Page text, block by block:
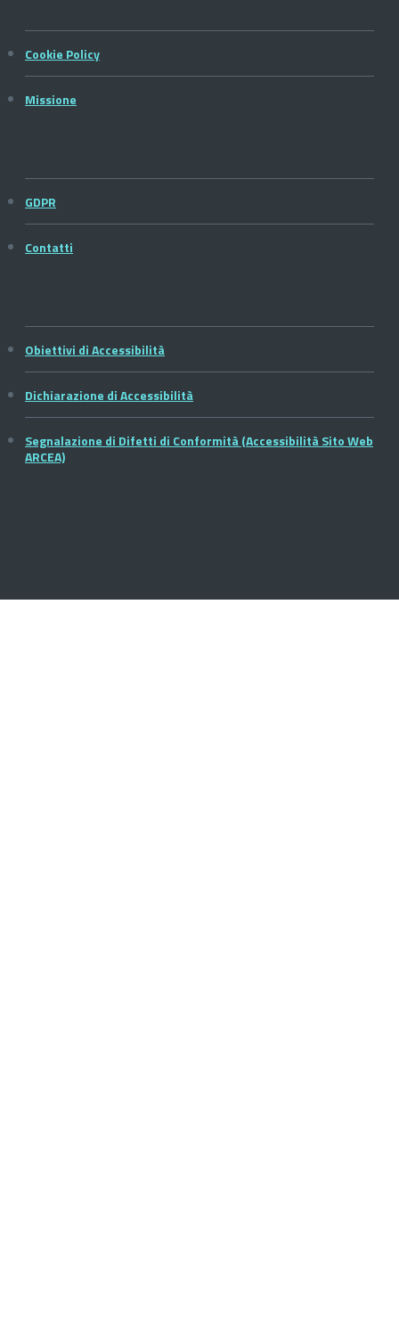
Cookie Policy
Missione
GDPR
Contatti
Obiettivi di Accessibilità
Dichiarazione di Accessibilità
Segnalazione di Difetti di Conformità (Accessibilità Sito Web
ARCEA)